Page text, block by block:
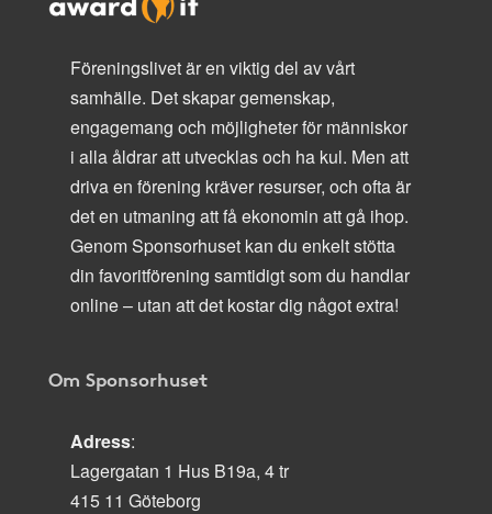
Föreningslivet är en viktig del av vårt
samhälle. Det skapar gemenskap,
engagemang och möjligheter för människor
i alla åldrar att utvecklas och ha kul. Men att
driva en förening kräver resurser, och ofta är
det en utmaning att få ekonomin att gå ihop.
Genom Sponsorhuset kan du enkelt stötta
din favoritförening samtidigt som du handlar
online – utan att det kostar dig något extra!
Om Sponsorhuset
Adress:
Lagergatan 1 Hus B19a, 4 tr
415 11 Göteborg